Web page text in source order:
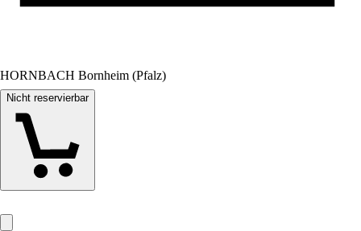
HORNBACH Bornheim (Pfalz)
Nicht reservierbar